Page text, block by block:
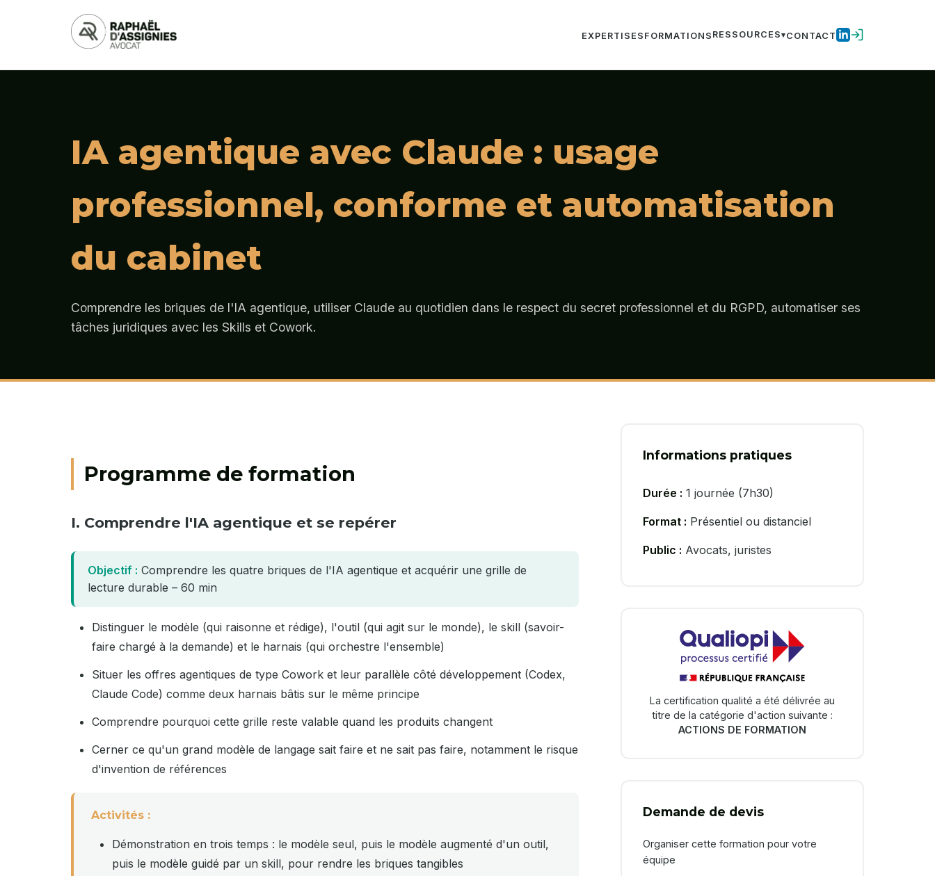
EXPERTISES FORMATIONS RESSOURCES CONTACT
IA agentique avec Claude : usage
professionnel, conforme et automatisation
du cabinet
Comprendre les briques de l'IA agentique, utiliser Claude au quotidien dans le respect du secret professionnel et du RGPD, automatiser ses
tâches juridiques avec les Skills et Cowork.
Programme de formation
I. Comprendre l'IA agentique et se repérer
Objectif : Comprendre les quatre briques de l'IA agentique et acquérir une grille de
lecture durable – 60 min
Distinguer le modèle (qui raisonne et rédige), l'outil (qui agit sur le monde), le skill (savoir-
faire chargé à la demande) et le harnais (qui orchestre l'ensemble)
Situer les offres agentiques de type Cowork et leur parallèle côté développement (Codex,
Claude Code) comme deux harnais bâtis sur le même principe
Comprendre pourquoi cette grille reste valable quand les produits changent
Cerner ce qu'un grand modèle de langage sait faire et ne sait pas faire, notamment le risque
d'invention de références
Activités :
Démonstration en trois temps : le modèle seul, puis le modèle augmenté d'un outil,
puis le modèle guidé par un skill, pour rendre les briques tangibles
Informations pratiques
Durée : 1 journée (7h30)
Format : Présentiel ou distanciel
Public : Avocats, juristes
La certification qualité a été délivrée au
titre de la catégorie d'action suivante :
ACTIONS DE FORMATION
Demande de devis
Organiser cette formation pour votre
équipe